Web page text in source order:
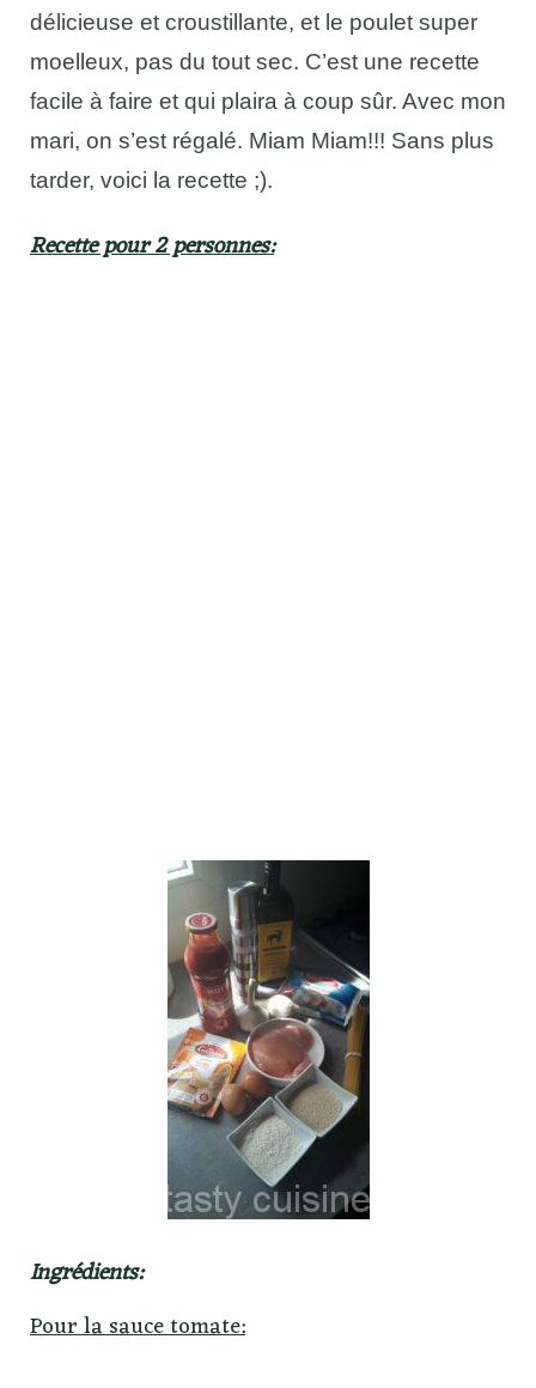
délicieuse et croustillante, et le poulet super
moelleux, pas du tout sec. C’est une recette
facile à faire et qui plaira à coup sûr. Avec mon
mari, on s’est régalé. Miam Miam!!! Sans plus
tarder, voici la recette ;).
Recette pour 2 personnes:
Ingrédients:
Pour la sauce tomate: